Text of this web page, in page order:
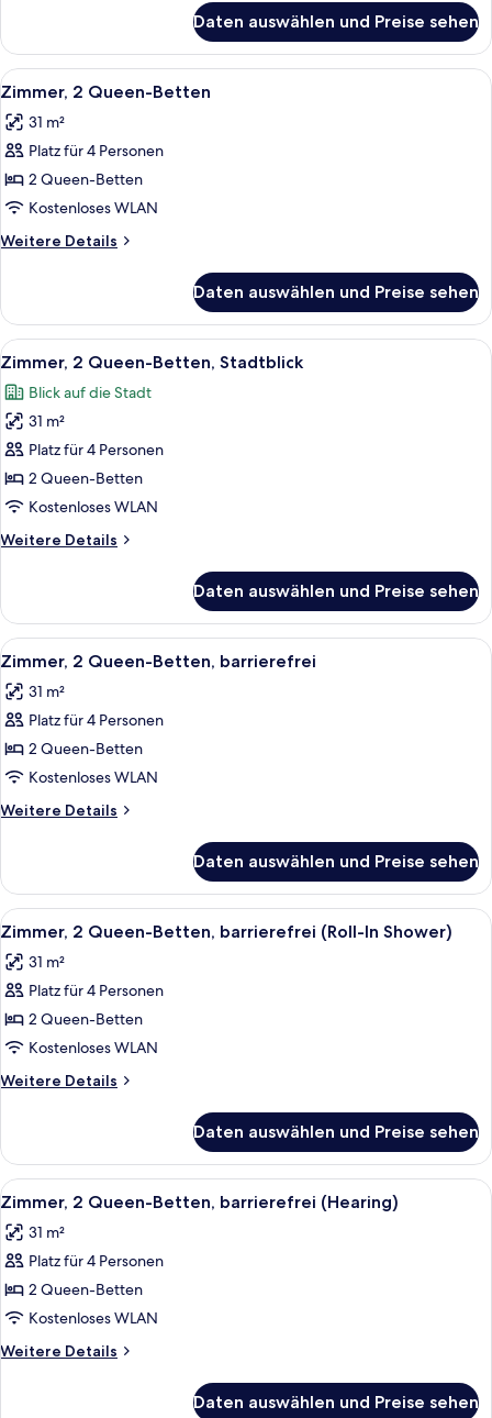
anzeigen
Zimmer,
1 King-
Bett,
(Hearing)
Daten auswählen und Preise sehen
Alle
Fotos
für
Zimmer,
2 Queen-
Betten
anzeigen
Ein Hotelzimmer mit zwei Betten,
6
Zimmer, 2 Queen-Betten
31 m²
Platz für 4 Personen
2 Queen-Betten
Kostenloses WLAN
Weitere Details
Weitere
2 Queen-
Betten
Daten auswählen und Preise sehen
Alle
Fotos
für
Zimmer,
2 Queen-
Betten,
Stadtblick
Ein Hotelzimmer mit zwei Betten,
7
Zimmer, 2 Queen-Betten, Stadtblick
Blick auf die Stadt
31 m²
Platz für 4 Personen
2 Queen-Betten
Kostenloses WLAN
Weitere Details
Weitere
2 Queen-
Betten,
Stadtblick
Daten auswählen und Preise sehen
Alle
Fotos
für
Zimmer,
2 Queen-
Betten,
barrierefrei
anzeigen
Ein Hotelzimmer mit zwei Betten,
7
Zimmer, 2 Queen-Betten, barrierefrei
31 m²
Platz für 4 Personen
2 Queen-Betten
Kostenloses WLAN
Weitere Details
Weitere
2 Queen-
Betten,
barrierefrei
Daten auswählen und Preise sehen
Alle
Fotos
für
Zimmer,
2 Queen-
Betten,
barrierefrei
(Roll-
Shower)
anzeigen
Ein Hotelzimmer mit zwei Betten,
6
Zimmer, 2 Queen-Betten, barrierefrei (Roll-In Shower)
31 m²
Platz für 4 Personen
2 Queen-Betten
Kostenloses WLAN
Weitere Details
Weitere
2 Queen-
Betten,
barrierefrei
In
Shower)
Daten auswählen und Preise sehen
Alle
Fotos
für
Zimmer,
2 Queen-
Betten,
barrierefrei
(Hearing)
Ein Hotelzimmer mit zwei Betten,
6
Zimmer, 2 Queen-Betten, barrierefrei (Hearing)
31 m²
Platz für 4 Personen
2 Queen-Betten
Kostenloses WLAN
Weitere Details
Weitere
Daten auswählen und Preise sehen